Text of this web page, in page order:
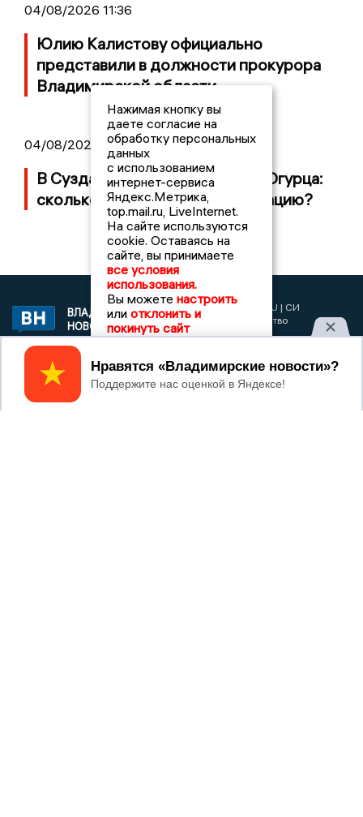
04/08/2026 11:36
Юлию Калистову официально
представили в должности прокурора
Владимирской области
04/08/2026 09:01
В Суздале прошёл Фестиваль Огурца:
сколько потратили на организацию?
ВЛАДИМИРСКИЕ
НОВОСТИ
2017 © NEWSVLADIMIR.RU | СИ
«Информационное агентство
Владимирские новости»
Учредитель (соучредители): Общество с ограниченной
ответственностью «РЕГИОНАЛЬНЫЕ НОВОСТИ» (ОГРН
1107154017354)
Нажимая кнопку вы
даете согласие на
обработку персональных
данных
с использованием
интернет-сервиса
Яндекс.Метрика,
top.mail.ru, LiveInternet.
На сайте используются
cookie. Оставаясь на
сайте, вы принимаете
все условия
использования.
Вы можете настроить
или отклонить и
покинуть сайт
Принять